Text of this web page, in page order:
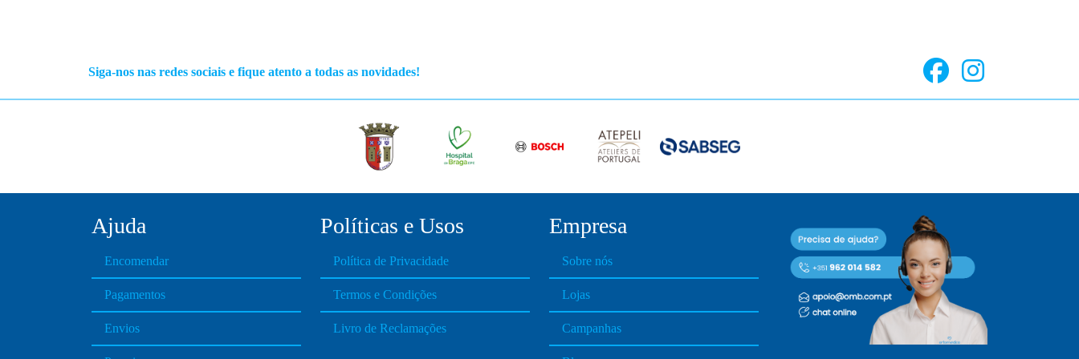
Siga-nos nas redes sociais e fique atento a todas as novidades!
Ajuda
Encomendar
Pagamentos
Envios
Políticas e Usos
Política de Privacidade
Termos e Condições
Livro de Reclamações
Empresa
Sobre nós
Lojas
Campanhas